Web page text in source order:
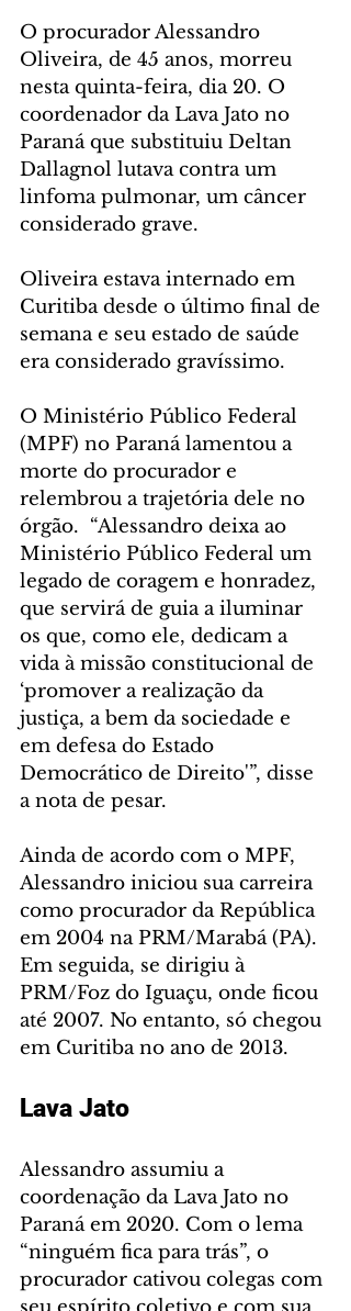
O procurador Alessandro
Oliveira, de 45 anos, morreu
nesta quinta-feira, dia 20. O
coordenador da Lava Jato no
Paraná que substituiu Deltan
Dallagnol lutava contra um
linfoma pulmonar, um câncer
considerado grave.
Oliveira estava internado em
Curitiba desde o último final de
semana e seu estado de saúde
era considerado gravíssimo.
O Ministério Público Federal
(MPF) no Paraná lamentou a
morte do procurador e
relembrou a trajetória dele no
órgão.  “Alessandro deixa ao
Ministério Público Federal um
legado de coragem e honradez,
que servirá de guia a iluminar
os que, como ele, dedicam a
vida à missão constitucional de
‘promover a realização da
justiça, a bem da sociedade e
em defesa do Estado
Democrático de Direito'”, disse
a nota de pesar.
Ainda de acordo com o MPF,
Alessandro iniciou sua carreira
como procurador da República
em 2004 na PRM/Marabá (PA).
Em seguida, se dirigiu à
PRM/Foz do Iguaçu, onde ficou
até 2007. No entanto, só chegou
em Curitiba no ano de 2013.
Lava Jato
Alessandro assumiu a
coordenação da Lava Jato no
Paraná em 2020. Com o lema
“ninguém fica para trás”, o
procurador cativou colegas com